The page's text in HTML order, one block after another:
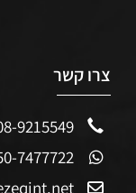
צרו קשר
9215549
7477722